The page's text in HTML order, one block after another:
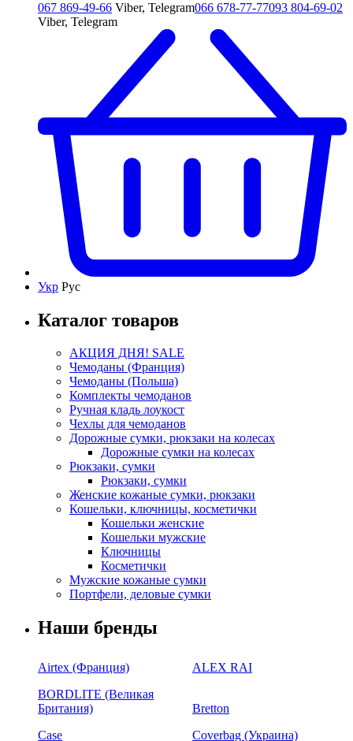
067 869-49-66 Viber, Telegram066 678-77-77093 804-69-02
Viber, Telegram
Укр Рус
Каталог товаров
АКЦИЯ ДНЯ! SALE
Чемоданы (Франция)
Чемоданы (Польша)
Комплекты чемоданов
Ручная кладь лоукост
Чехлы для чемоданов
Дорожные сумки, рюкзаки на колесах
Дорожные сумки на колесах
Рюкзаки, сумки
Рюкзаки, сумки
Женские кожаные сумки, рюкзаки
Кошельки, ключницы, косметички
Кошельки женские
Кошельки мужские
Ключницы
Косметички
Мужские кожаные сумки
Портфели, деловые сумки
Наши бренды
Airtex (Франция)
ALEX RAI
BORDLITE (Великая
Британия)
Bretton
Case
Coverbag (Украина)